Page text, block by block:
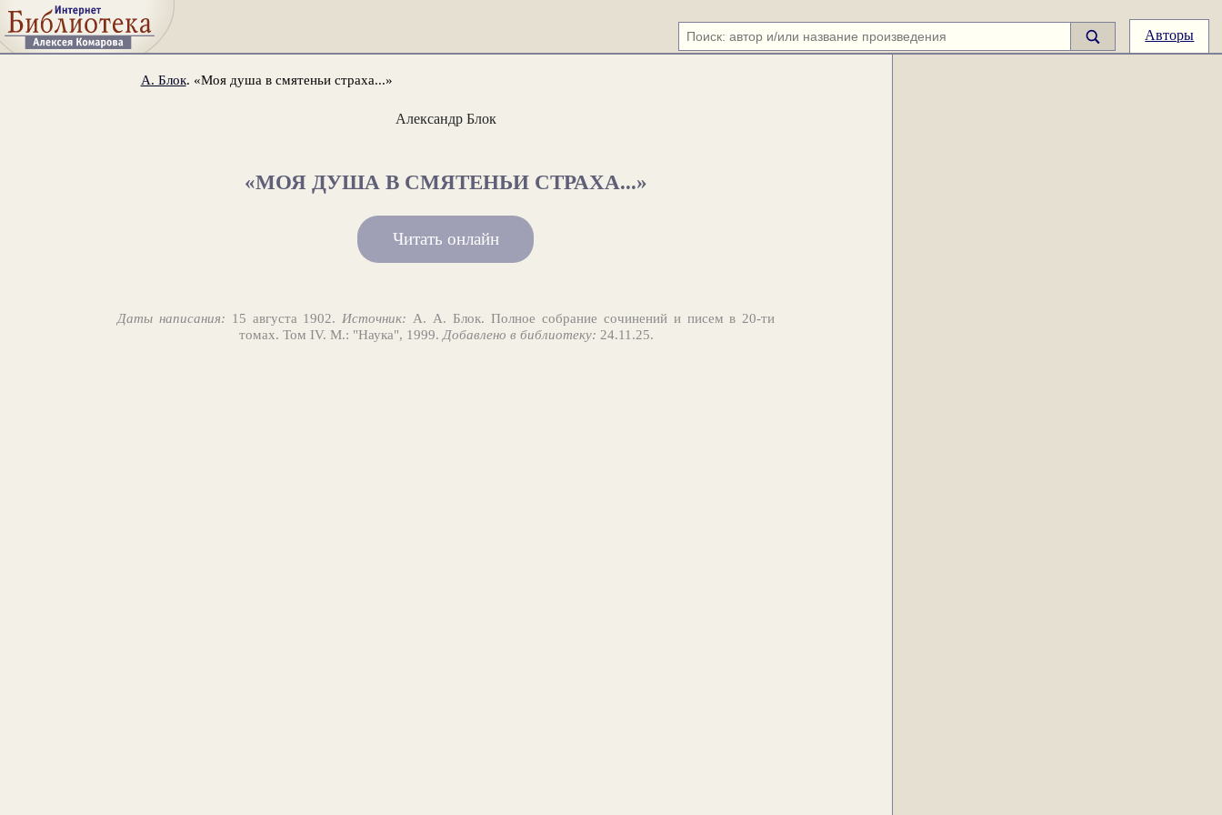
Авторы
А. Блок. «Моя душа в смятеньи страха...»
Александр Блок
«МОЯ ДУША В СМЯТЕНЬИ СТРАХА...»
Читать онлайн
Даты написания: 15 августа 1902.Источник: А. А. Блок. Полное собрание сочинений и писем в 20-ти
томах. Том IV. М.: "Наука", 1999.Добавлено в библиотеку: 24.11.25.